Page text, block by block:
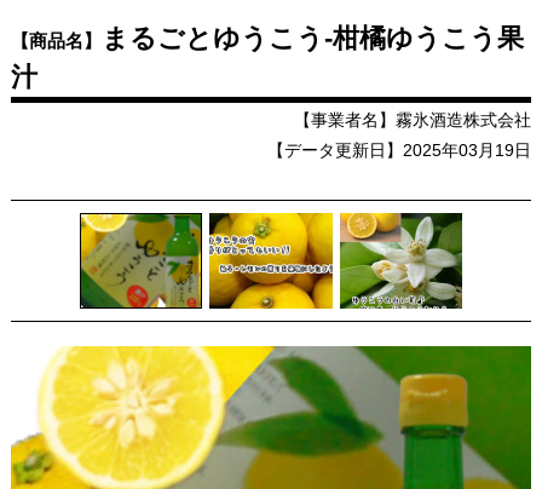
【商品名】
まるごとゆうこう-柑橘ゆうこう果
汁
【事業者名】霧氷酒造株式会社
【データ更新日】2025年03月19日